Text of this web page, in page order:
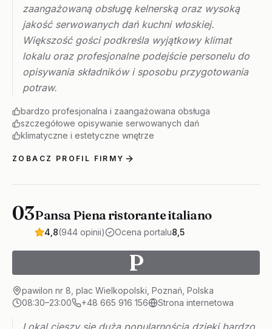
zaangażowaną obsługę kelnerską oraz wysoką
jakość serwowanych dań kuchni włoskiej.
Większość gości podkreśla wyjątkowy klimat
lokalu oraz profesjonalne podejście personelu do
opisywania składników i sposobu przygotowania
potraw.
bardzo profesjonalna i zaangażowana obsługa
szczegółowe opisywanie serwowanych dań
klimatyczne i estetyczne wnętrze
ZOBACZ PROFIL FIRMY
03Pansa Piena ristorante italiano
4,8(944 opinii) Ocena portalu8,5
P
pawilon nr 8, plac Wielkopolski, Poznań, Polska
08:30–23:00
+48 665 916 156 Strona internetowa